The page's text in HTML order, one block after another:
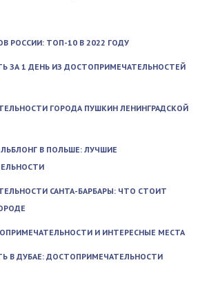
РОССИИ: ТОП-10 В 2022 ГОДУ
ЗА 1 ДЕНЬ ИЗ ДОСТОПРИМЕЧАТЕЛЬНОСТЕЙ
ГОРОДА ПУШКИН ЛЕНИНГРАДСКОЙ
В ПОЛЬШЕ: ЛУЧШИЕ
САНТА-БАРБАРЫ: ЧТО СТОИТ
И ИНТЕРЕСНЫЕ МЕСТА
В ДУБАЕ: ДОСТОПРИМЕЧАТЕЛЬНОСТИ